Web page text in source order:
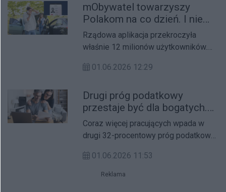
mObywatel towarzyszy
Polakom na co dzień. I nie
zwalnia
Rządowa aplikacja przekroczyła
właśnie 12 milionów użytkowników.
aplikacją rządową w Unii Europejskiej.
01.06.2026 12:29
Drugi próg podatkowy
przestaje być dla bogatych.
Płaci go coraz więcej osób
Coraz więcej pracujących wpada w
drugi 32-procentowy próg podatkowy.
podatników. I będzie ich więcej, bo
pensje rosną.
01.06.2026 11:53
Reklama